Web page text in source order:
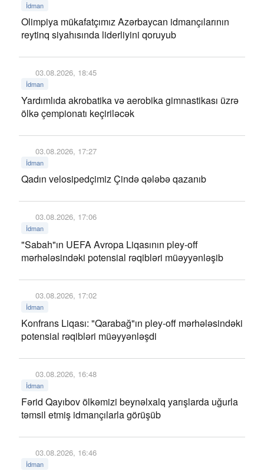
İdman
Olimpiya mükafatçımız Azərbaycan idmançılarının
reytinq siyahısında liderliyini qoruyub
03.08.2026, 18:45
İdman
Yardımlıda akrobatika və aerobika gimnastikası üzrə
ölkə çempionatı keçiriləcək
03.08.2026, 17:27
İdman
Qadın velosipedçimiz Çində qələbə qazanıb
03.08.2026, 17:06
İdman
"Sabah"ın UEFA Avropa Liqasının pley-off
mərhələsindəki potensial rəqibləri müəyyənləşib
03.08.2026, 17:02
İdman
Konfrans Liqası: "Qarabağ"ın pley-off mərhələsindəki
potensial rəqibləri müəyyənləşdi
03.08.2026, 16:48
İdman
Fərid Qayıbov ölkəmizi beynəlxalq yarışlarda uğurla
təmsil etmiş idmançılarla görüşüb
03.08.2026, 16:46
İdman